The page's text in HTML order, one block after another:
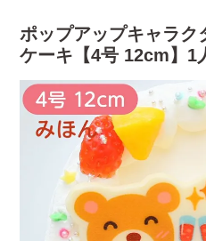
ポップアップキャラク
ケーキ【4号 12cm】1